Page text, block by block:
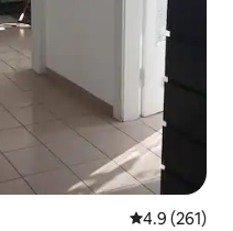
Calificación
4.9 (261)